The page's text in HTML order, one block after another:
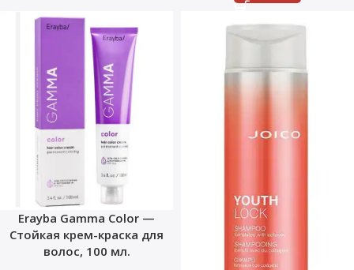
Erayba Gamma Color —
Стойкая крем-краска для
волос, 100 мл.